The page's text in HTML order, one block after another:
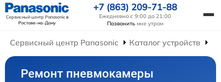
Сервисный центр Panasonicв
Ростове-на-Дону
+7 (863) 209-71-88
Ежедневно с 9:00 до 21:00
Позвонить мне утром
Сервисный центр Panasonic Каталог устройств
Ремонт пневмокамеры